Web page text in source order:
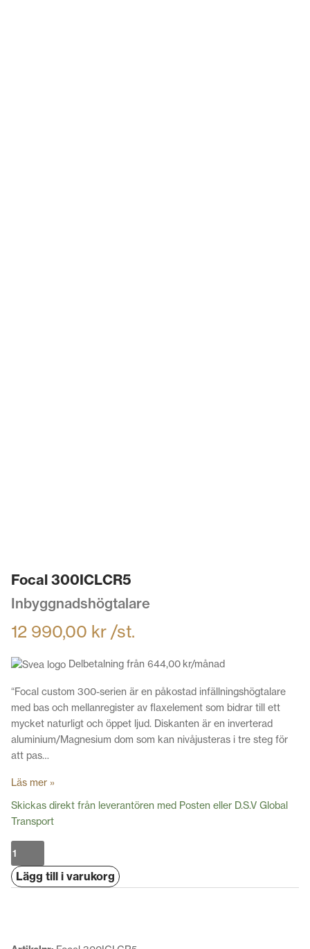
Focal 300ICLCR5
Inbyggnadshögtalare
12 990,00 kr /st.
Delbetalning från 644,00 kr/månad
“Focal custom 300-serien är en påkostad infällningshögtalare
med bas och mellanregister av flaxelement som bidrar till ett
mycket naturligt och öppet ljud. Diskanten är en inverterad
aluminium/Magnesium dom som kan nivåjusteras i tre steg för
att pas…
Läs mer »
Skickas direkt från leverantören med Posten eller D.S.V Global
Transport
Focal
300ICLCR5
mängd
Lägg till i varukorg